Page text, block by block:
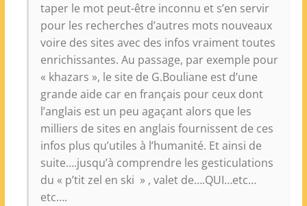
taper le mot peut-être inconnu et s’en servir
pour les recherches d’autres mots nouveaux
voire des sites avec des infos vraiment toutes
enrichissantes. Au passage, par exemple pour
« khazars », le site de G.Bouliane est d’une
grande aide car en français pour ceux dont
l’anglais est un peu agaçant alors que les
milliers de sites en anglais fournissent de ces
infos plus qu’utiles à l’humanité. Et ainsi de
suite….jusqu’à comprendre les gesticulations
du « p’tit zel en ski » , valet de….QUI…etc…
etc….